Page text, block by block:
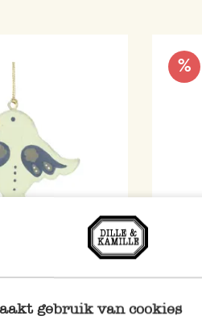
gebruik van cookies
Vogel,
%